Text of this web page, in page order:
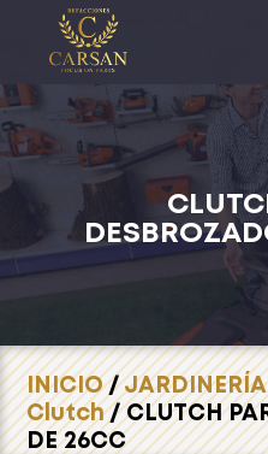
INICIO/JARDINERÍA
Clutch/ CLUTCH
DE 26CC